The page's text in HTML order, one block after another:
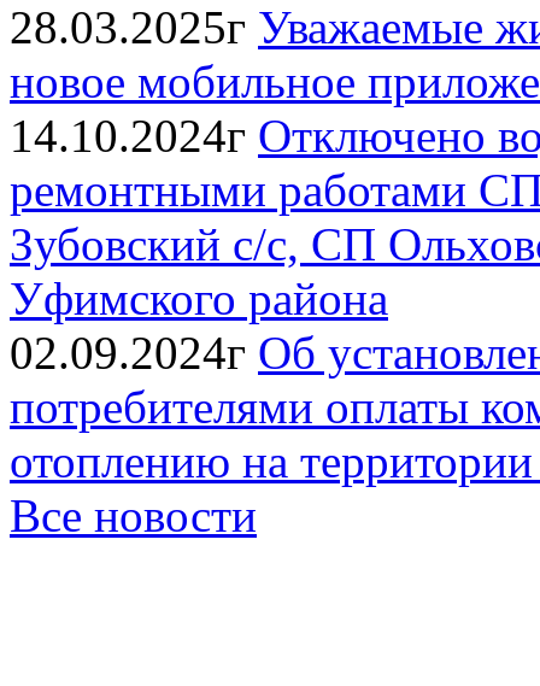
28.03.2025г Уважаемые
новое мобильное
14.10.2024г Отключено
ремонтными работами
Зубовский с/с, СП
Уфимского района
02.09.2024г Об
потребителями оплаты
отоплению на
Все новости